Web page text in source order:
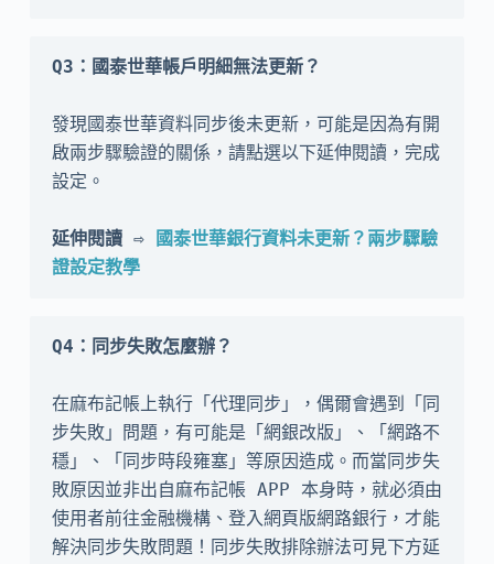
Q3：國泰世華帳戶明細無法更新？
發現國泰世華資料同步後未更新，可能是因為有開
啟兩步驟驗證的關係，請點選以下延伸閱讀，完成
設定。
延伸閱讀 ⇨
國泰世華銀行資料未更新？兩步驟驗
證設定教學
Q4：同步失敗怎麼辦？
在麻布記帳上執行「代理同步」，偶爾會遇到「同
步失敗」問題，有可能是「網銀改版」、「網路不
穩」、「同步時段雍塞」等原因造成。而當同步失
敗原因並非出自麻布記帳 APP 本身時，就必須由
使用者前往金融機構、登入網頁版網路銀行，才能
解決同步失敗問題！同步失敗排除辦法可見下方延